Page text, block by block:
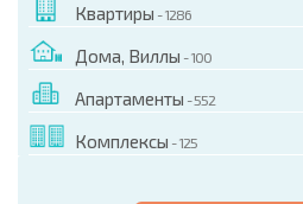
Квартиры - 1286
Дома, Виллы - 100
Апартаменты - 552
Комплексы - 125